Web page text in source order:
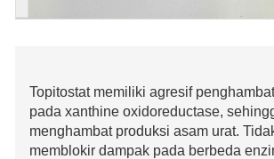
Topitostat memiliki agresif
pada xanthine oxidoreductase,
menghambat produksi asam urat.
memblokir dampak pada berbeda